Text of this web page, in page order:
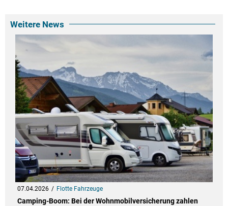
Weitere News
07.04.2026 Flotte Fahrzeuge
Camping-Boom: Bei der Wohnmobilversicherung zahlen